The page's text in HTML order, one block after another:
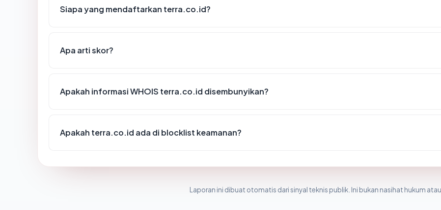
Siapa yang mendaftarkan terra.co.id?
Apa arti skor?
Apakah informasi WHOIS terra.co.id disembunyikan?
Apakah terra.co.id ada di blocklist keamanan?
Laporan ini dibuat otomatis dari sinyal teknis publik. Ini bukan nasihat hukum atau